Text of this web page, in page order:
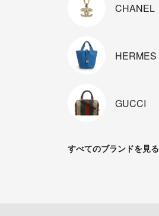
CHANEL
HERMES
GUCCI
すべてのブランドを見る